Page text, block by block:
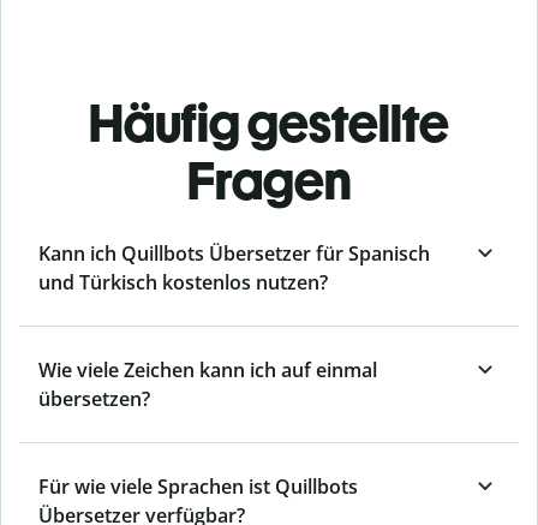
Häufig gestellte
Fragen
Kann ich Quillbots Übersetzer für Spanisch
und Türkisch kostenlos nutzen?
Wie viele Zeichen kann ich auf einmal
übersetzen?
Für wie viele Sprachen ist Quillbots
Übersetzer verfügbar?